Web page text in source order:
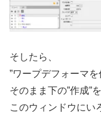
そしたら、
”ワープデフォーマ
そのまま下の”作成”
このウィンドウにい